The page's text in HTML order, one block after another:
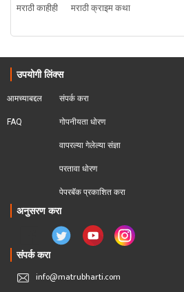
मराठी काहीही
मराठी क्राइम कथा
उपयोगी लिंक्स
आमच्याबद्दल
FAQ
संपर्क करा
गोपनीयता धोरण
वापरल्या गेलेल्या संज्ञा
परतावा धोरण
पेपरबॅक प्रकाशित करा
अनुसरण करा
संपर्क करा
info@matrubharti.com